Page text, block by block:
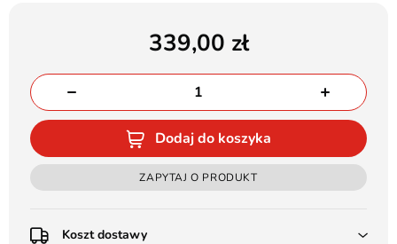
339,00
Dodaj do koszyka
ZAPYTAJ O PRODUKT
Koszt dostawy